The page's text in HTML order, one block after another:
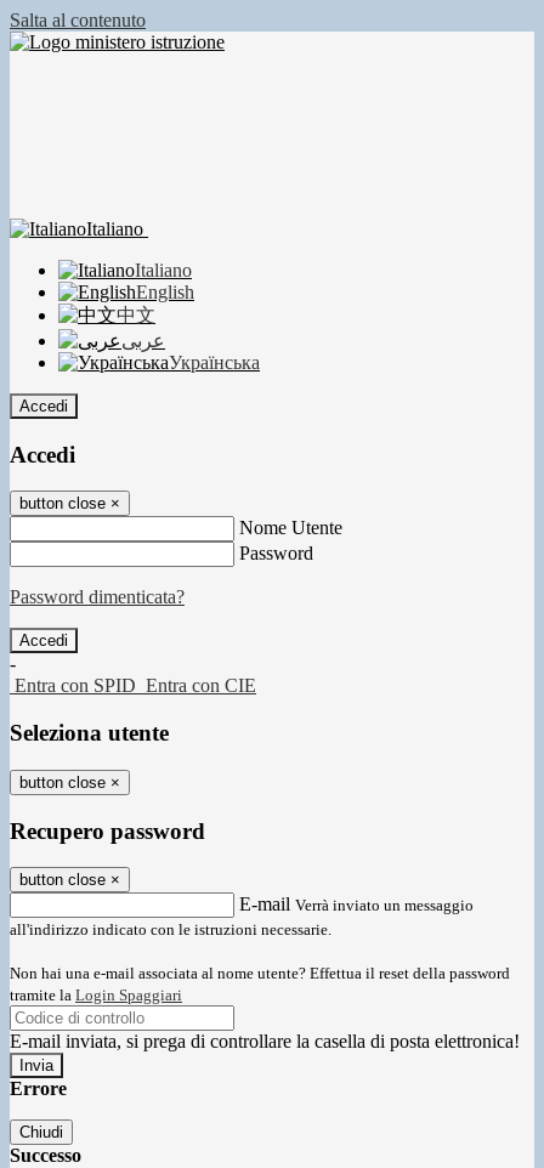
Salta al contenuto
Italiano
Italiano
English
中文
عربى
Українська
Accedi
Accedi
button close ×
Nome Utente
Password
Password dimenticata?
-
Entra con SPID Entra con CIE
Seleziona utente
button close ×
Recupero password
button close ×
E-mail Verrà inviato un messaggio
all'indirizzo indicato con le istruzioni necessarie.
Non hai una e-mail associata al nome utente? Effettua il reset della password
tramite la Login Spaggiari
E-mail inviata, si prega di controllare la casella di posta elettronica!
Errore
Chiudi
Successo